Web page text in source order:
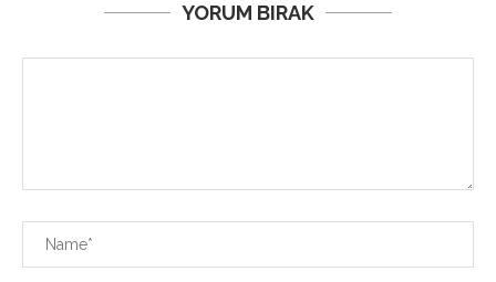
YORUM BIRAK